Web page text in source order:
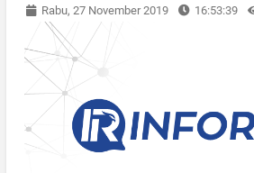
Rabu, 27 November 2019 16:53:39